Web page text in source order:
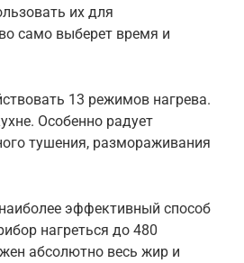
их для
само выберет время и
13 режимов нагрева.
Особенно радует
тушения, размораживания
эффективный способ
нагреться до 480
абсолютно весь жир и